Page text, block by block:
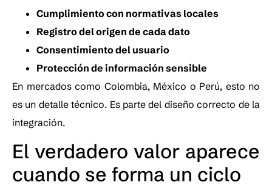
Cumplimiento con normativas locales
Registro del origen de cada dato
Consentimiento del usuario
Protección de información sensible
En mercados como Colombia, México o Perú, esto no
es un detalle técnico. Es parte del diseño correcto de la
integración.
El verdadero valor aparece
cuando se forma un ciclo